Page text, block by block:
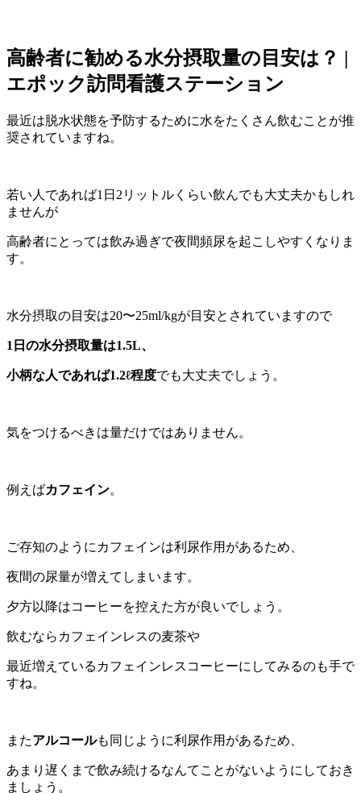
高齢者に勧める水分摂取量の目安は？ |
エポック訪問看護ステーション
最近は脱水状態を予防するために水をたくさん飲むことが推
奨されていますね。
若い人であれば1日2リットルくらい飲んでも大丈夫かもしれ
ませんが
高齢者にとっては飲み過ぎで夜間頻尿を起こしやすくなりま
す。
水分摂取の目安は20〜25ml/kgが目安とされていますので
1日の水分摂取量は1.5L、
小柄な人であれば1.2ℓ程度でも大丈夫でしょう。
気をつけるべきは量だけではありません。
例えばカフェイン。
ご存知のようにカフェインは利尿作用があるため、
夜間の尿量が増えてしまいます。
夕方以降はコーヒーを控えた方が良いでしょう。
飲むならカフェインレスの麦茶や
最近増えているカフェインレスコーヒーにしてみるのも手で
すね。
またアルコールも同じように利尿作用があるため、
あまり遅くまで飲み続けるなんてことがないようにしておき
ましょう。